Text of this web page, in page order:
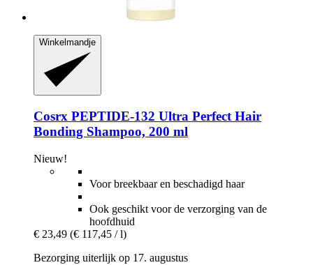
Winkelmandje
Cosrx PEPTIDE-​132 Ultra Perfect Hair
Bonding Shampoo, 200 ml
Nieuw!
Voor breekbaar en beschadigd haar
Ook geschikt voor de verzorging van de
hoofdhuid
€ 23,49 (€ 117,45 / l)
Bezorging uiterlijk op 17. augustus